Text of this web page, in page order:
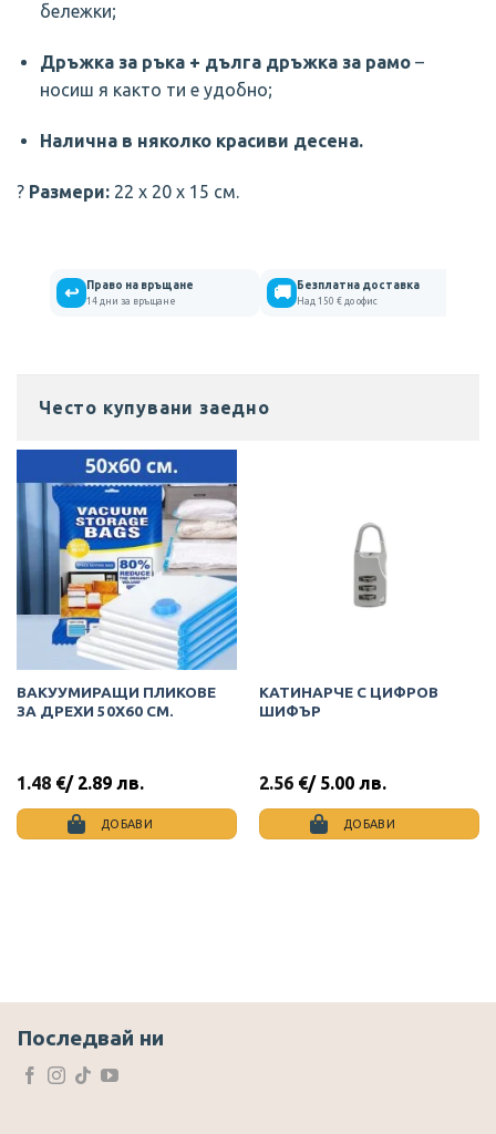
бележки;
Дръжка за ръка + дълга дръжка за рамо–
носиш я както ти е удобно;
Налична в няколко красиви десена.
? Размери: 22 x 20 x 15 см.
↩ Право на връщане
14 дни за връщане 🚚 Безплатна доставка
Над 150 € до офис
Често купувани заедно
ВАКУУМИРАЩИ ПЛИКОВЕ
ЗА ДРЕХИ 50Х60 СМ.
1.48 €/ 2.89 лв.
ДОБАВИ
КАТИНАРЧЕ С ЦИФРОВ
ШИФЪР
2.56 €/ 5.00 лв.
ДОБАВИ
Последвай ни